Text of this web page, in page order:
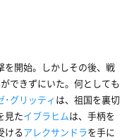
を開始。しかしその後、戦
できずにいた。何としても
･グリッティ は、祖国を裏切
見たイブラヒムは、手柄を
けるアレクサンドラを手に